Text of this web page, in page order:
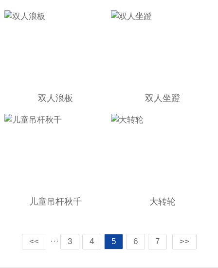
双人浪板 双人坐蹬
儿童吊杆秋千 大转轮
<< ··· 3 4 5 6 7 >>